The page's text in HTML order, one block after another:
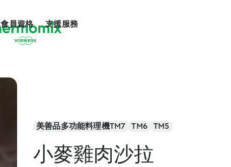
會員資格 支援服務
美善品多功能料理機TM7 TM6 TM5
小麥雞肉沙拉